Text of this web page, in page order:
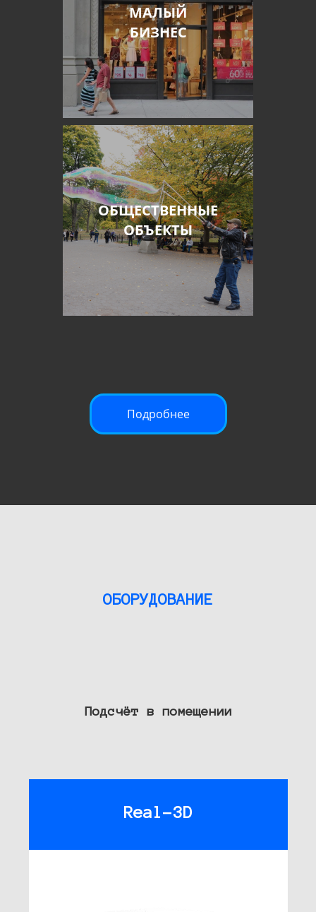
МАЛЫЙ
БИЗНЕС
ОБЩЕСТВЕННЫЕ
ОБЪЕКТЫ
Подробнее
ОБОРУДОВАНИЕ
Подсчёт в помещении
Real-3D